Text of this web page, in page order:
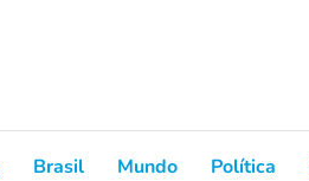
Brasil Mundo Política